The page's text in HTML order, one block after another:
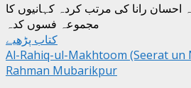
احسان رانا کی مرتب کردہ کہانیوں کا
مجموعہ فسوں کدہ
کتاب پڑھیے
Al-Rahiq-ul-Makhtoom (Seerat un
Rahman Mubarikpur